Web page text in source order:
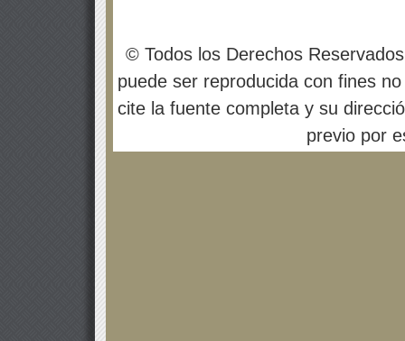
© Todos los Derechos
puede ser reproducida con fines
cite la fuente completa y su
previo por